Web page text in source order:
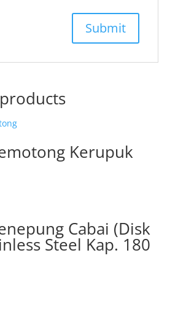
Kerupuk
Cabai (Disk
Steel Kap. 180